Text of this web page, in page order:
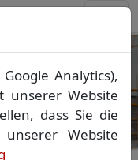
in
▪
und
Analytics),
unserer Website
dass Sie die
Website